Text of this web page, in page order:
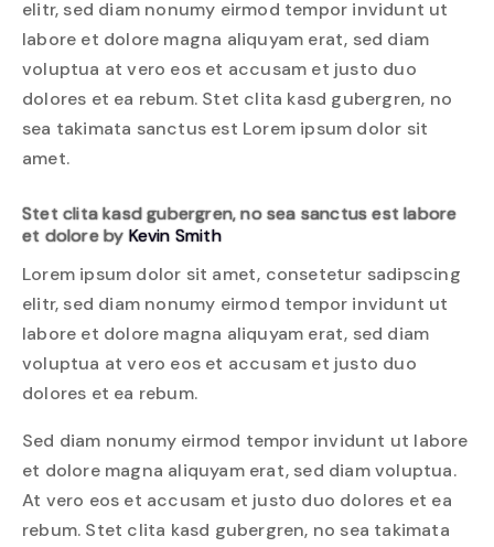
elitr, sed diam nonumy eirmod tempor invidunt ut
labore et dolore magna aliquyam erat, sed diam
voluptua at vero eos et accusam et justo duo
dolores et ea rebum. Stet clita kasd gubergren, no
sea takimata sanctus est Lorem ipsum dolor sit
amet.
Stet clita kasd gubergren, no sea sanctus est labore
et dolore by Kevin Smith
Lorem ipsum dolor sit amet, consetetur sadipscing
elitr, sed diam nonumy eirmod tempor invidunt ut
labore et dolore magna aliquyam erat, sed diam
voluptua at vero eos et accusam et justo duo
dolores et ea rebum.
Sed diam nonumy eirmod tempor invidunt ut labore
et dolore magna aliquyam erat, sed diam voluptua.
At vero eos et accusam et justo duo dolores et ea
rebum. Stet clita kasd gubergren, no sea takimata